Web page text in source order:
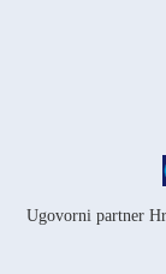
Ugovorni partner